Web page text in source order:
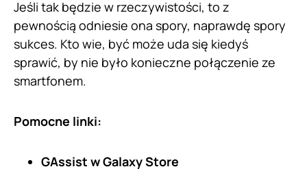
Jeśli tak będzie w rzeczywistości, to z
pewnością odniesie ona spory, naprawdę spory
sukces. Kto wie, być może uda się kiedyś
sprawić, by nie było konieczne połączenie ze
smartfonem.
Pomocne linki:
GAssist w Galaxy Store